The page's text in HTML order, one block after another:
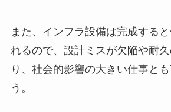
また、インフラ設備は完成する
れるので、設計ミスが欠陥や耐
り、社会的影響の大きい仕事と
う。